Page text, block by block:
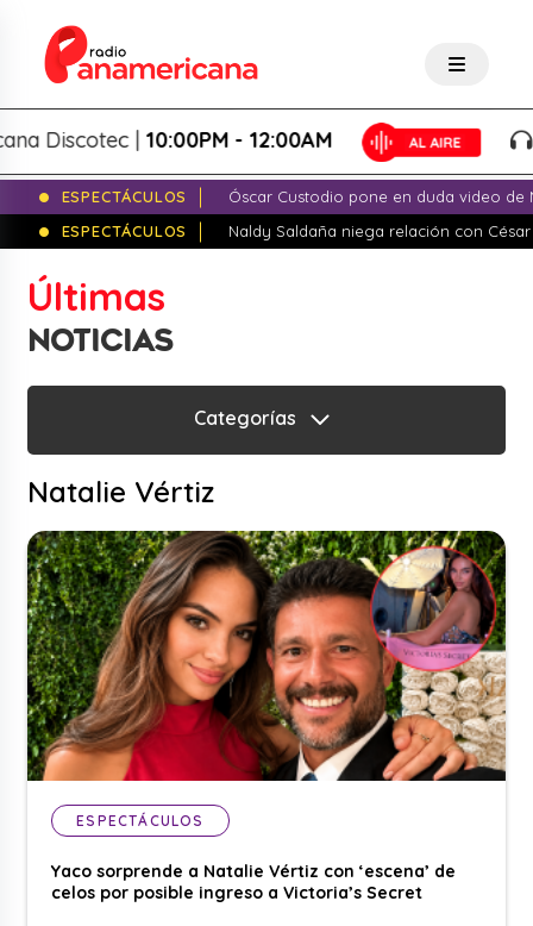
|10:00PM - 12:00AM
ESPECTÁCULOS
Óscar Custodio pone en duda video de
ESPECTÁCULOS
Naldy Saldaña niega relación con
Últimas
NOTICIAS
Categorías
Natalie Vértiz
ESPECTÁCULOS
Yaco sorprende a Natalie Vértiz con ‘escena’ de
celos por posible ingreso a Victoria’s Secret